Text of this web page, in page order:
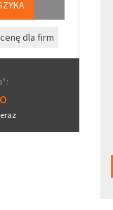
dla firm